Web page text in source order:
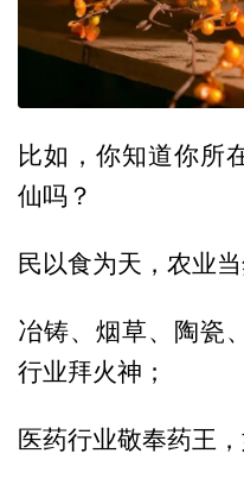
比如，你知道你所
仙吗？
民以食为天，农业
冶铸、烟草、陶瓷
行业拜火神；
医药行业敬奉药王